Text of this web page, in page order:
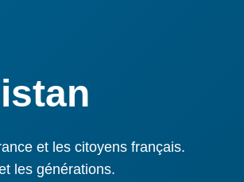
et les citoyens français.
les générations.